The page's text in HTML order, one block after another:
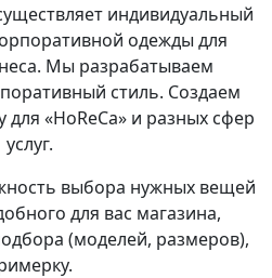
индивидуальный
одежды для
Мы разрабатываем
стиль. Создаем
«HoReCa» и разных сфер
услуг.
выбора нужных вещей
для вас магазина,
(моделей, размеров),